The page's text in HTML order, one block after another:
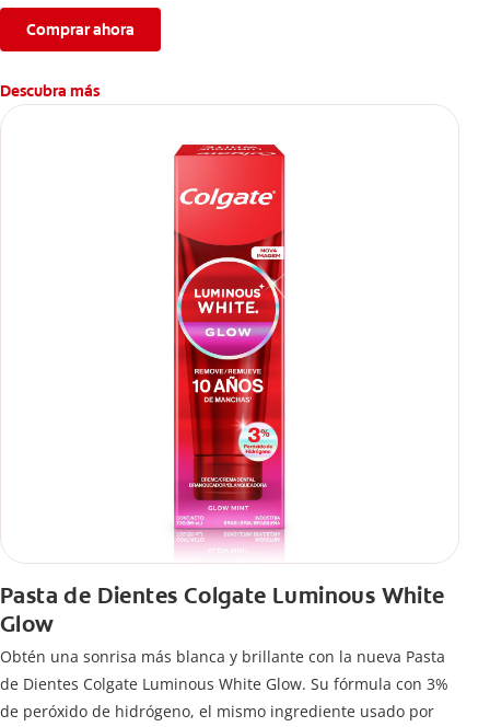
Comprar ahora
Descubra más
Pasta de Dientes Colgate Luminous White
Glow
Obtén una sonrisa más blanca y brillante con la nueva Pasta
de Dientes Colgate Luminous White Glow. Su fórmula con 3%
de peróxido de hidrógeno, el mismo ingrediente usado por